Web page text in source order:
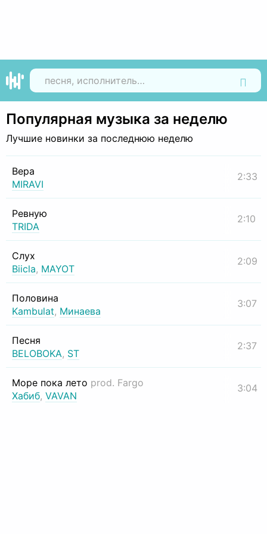
Популярная музыка за неделю
Лучшие новинки за последнюю неделю
Вера
MIRAVI
2:33
Ревную
TRIDA
2:10
Слух
Biicla, MAYOT
2:09
Половина
Kambulat, Минаева
3:07
Песня
BELOBOKA, ST
2:37
Море пока лето prod. Fargo
Хабиб, VAVAN
3:04